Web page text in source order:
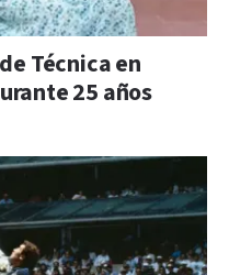
Técnica en
25 años